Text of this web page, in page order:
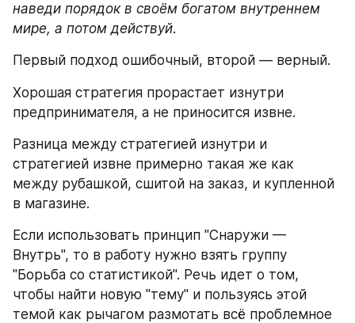
наведи порядок в своём богатом внутреннем
мире, а потом действуй.
Первый подход ошибочный, второй — верный.
Хорошая стратегия прорастает изнутри
предпринимателя, а не приносится извне.
Разница между стратегией изнутри и
стратегией извне примерно такая же как
между рубашкой, сшитой на заказ, и купленной
в магазине.
Если использовать принцип "Снаружи —
Внутрь", то в работу нужно взять группу
"Борьба со статистикой". Речь идет о том,
чтобы найти новую "тему" и пользуясь этой
темой как рычагом размотать всё проблемное